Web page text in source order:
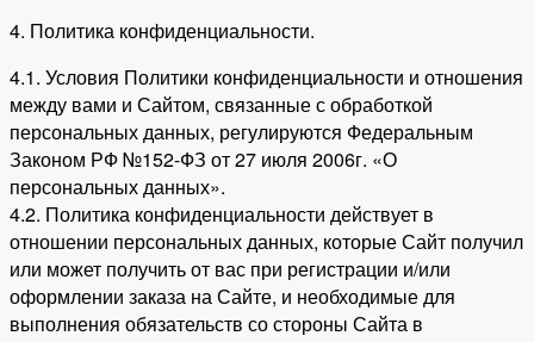
4. Политика конфиденциальности.
4.1. Условия Политики конфиденциальности и отношения
между вами и Сайтом, связанные с обработкой
персональных данных, регулируются Федеральным
Законом РФ №152-ФЗ от 27 июля 2006г. «О
персональных данных».
4.2. Политика конфиденциальности действует в
отношении персональных данных, которые Сайт получил
или может получить от вас при регистрации и/или
оформлении заказа на Сайте, и необходимые для
выполнения обязательств со стороны Сайта в